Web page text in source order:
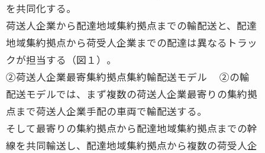
を共同化する。
荷送人企業から配達地域集約拠点までの輸配送と、配達
地域集約拠点から荷受人企業までの配達は異なるトラッ
クが担当する（図１）。
②荷送人企業最寄集約拠点集約輸配送モデル ②の輸
配送モデルでは、まず複数の荷送人企業最寄りの集約拠
点まで荷送人企業手配の車両で輸配送する。
そして最寄りの集約拠点から配達地域集約拠点までの幹
線を共同輸送し、配達地域集約拠点から複数の荷受人企